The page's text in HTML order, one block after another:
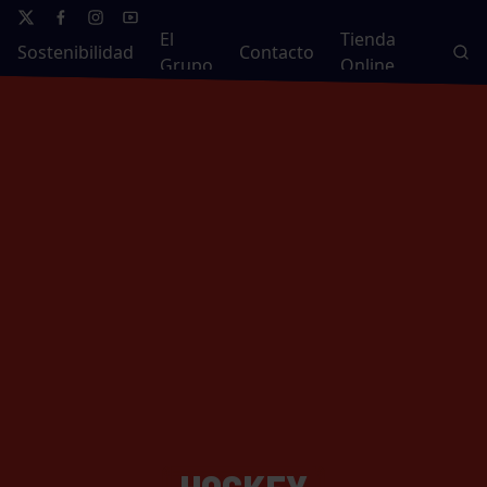
Sostenibilidad
El
Grupo
Contacto
Tienda
Online